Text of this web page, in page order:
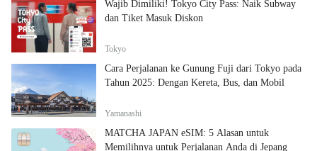
Wajib Dimiliki! Tokyo City Pass: Naik Subway
dan Tiket Masuk Diskon
Tokyo
Cara Perjalanan ke Gunung Fuji dari Tokyo pada
Tahun 2025: Dengan Kereta, Bus, dan Mobil
Yamanashi
MATCHA JAPAN eSIM: 5 Alasan untuk
Memilihnya untuk Perjalanan Anda di Jepang